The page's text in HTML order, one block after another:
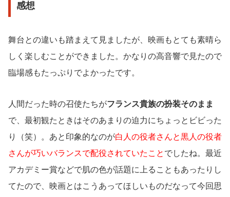
感想
舞台との違いも踏まえて見ましたが、映画もとても素晴ら
しく楽しむことができました。かなりの高音響で見たので
臨場感もたっぷりでよかったです。
人間だった時の召使たちがフランス貴族の扮装そのまま
で、最初観たときはそのあまりの迫力にちょっとビビった
り（笑）。あと印象的なのが白人の役者さんと黒人の役者
さんが巧いバランスで配役されていたこと でしたね。最近
アカデミー賞などで肌の色が話題に上ることもあったりし
てたので、映画とはこうあってほしいものだなって今回思